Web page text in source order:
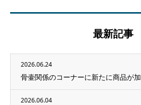
最新記事
2026.06.24
骨壷関係のコーナーに新たに商品が
2026.06.04